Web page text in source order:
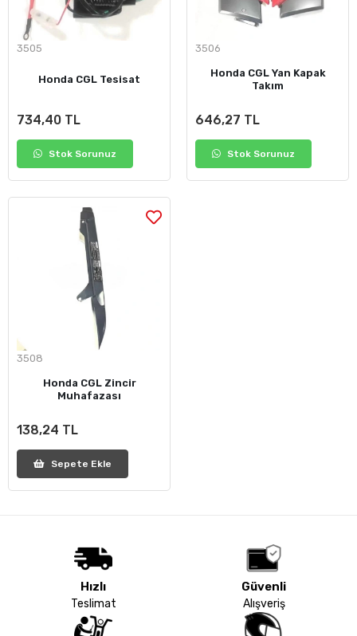
3505
Honda CGL Tesisat
734,40 TL
Stok Sorunuz
3506
Honda CGL Yan Kapak
Takım
646,27 TL
Stok Sorunuz
3508
Honda CGL Zincir
Muhafazası
138,24 TL
Sepete Ekle
Hızlı
Teslimat
Güvenli
Alışveriş